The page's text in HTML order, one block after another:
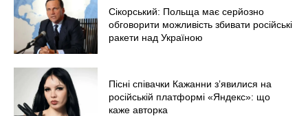
Сікорський: Польща має серйозно
обговорити можливість збивати російські
ракети над Україною
Пісні співачки Кажанни зʼявилися на
російській платформі «Яндекс»: що
каже авторка